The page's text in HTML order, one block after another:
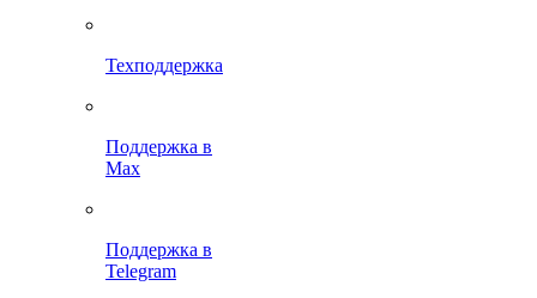
Техподдержка
Поддержка в
Max
Поддержка в
Telegram